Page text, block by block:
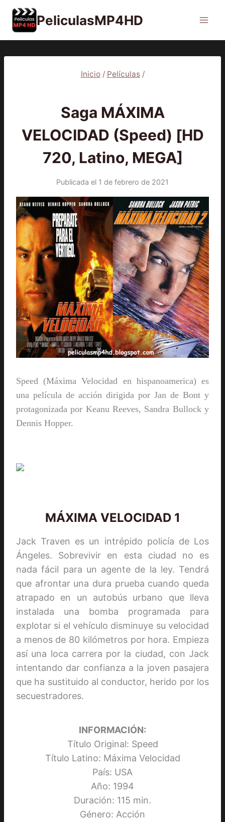
Saltar
contenido
PeliculasMP4HD
Inicio / Películas /
Saga MÁXIMA
VELOCIDAD (Speed) [HD
720, Latino, MEGA]
Publicada el 1 de febrero de 2021
Speed (Máxima Velocidad en hispanoamerica) es
una película de acción dirigida por Jan de Bont y
protagonizada por Keanu Reeves, Sandra Bullocky
Dennis Hopper.
MÁXIMA VELOCIDAD 1
Jack Traven es un intrépido policía de Los
Ángeles. Sobrevivir en esta ciudad no es
nada fácil para un agente de la ley. Tendrá
que afrontar una dura prueba cuando queda
atrapado en un autobús urbano que lleva
instalada una bomba programada para
explotar si el vehículo disminuye su velocidad
a menos de 80 kilómetros por hora. Empieza
así una loca carrera por la ciudad, con Jack
intentando dar confianza a la joven pasajera
que ha sustituido al conductor, herido por los
secuestradores.
INFORMACIÓN:
Título Original: Speed
Título Latino: Máxima Velocidad
País: USA
Año: 1994
Duración: 115 min.
Género: Acción